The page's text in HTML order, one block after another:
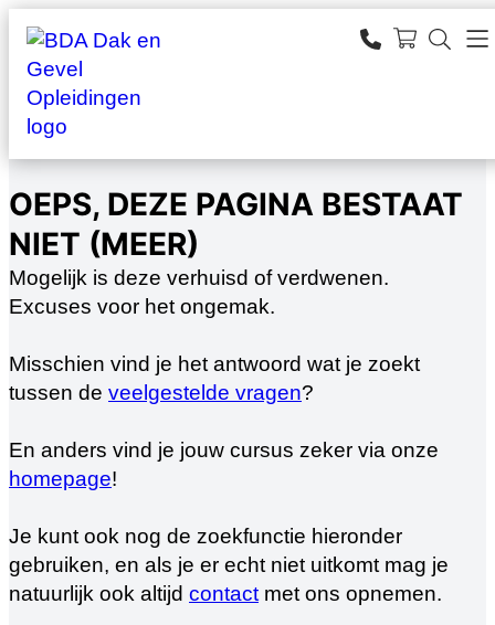
Ga
naar
de
inhoud
SEARCH
OEPS, DEZE PAGINA BESTAAT
NIET (MEER)
Mogelijk is deze verhuisd of verdwenen.
Excuses voor het ongemak.
Misschien vind je het antwoord wat je zoekt
tussen de veelgestelde vragen?
En anders vind je jouw cursus zeker via onze
homepage!
Je kunt ook nog de zoekfunctie hieronder
gebruiken, en als je er echt niet uitkomt mag je
natuurlijk ook altijd contactmet ons opnemen.